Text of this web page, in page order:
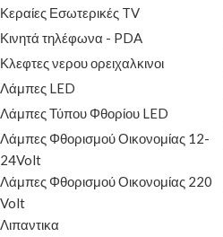
Κεραίες Εσωτερικές TV
Κινητά τηλέφωνα - PDA
Κλεφτες νερου ορειχαλκινοι
Λάμπες LED
Λάμπες Τύπου Φθορίου LED
Λάμπες Φθορισμού Οικονομίας 12-
24Volt
Λάμπες Φθορισμού Οικονομίας 220
Volt
Λιπαντικα